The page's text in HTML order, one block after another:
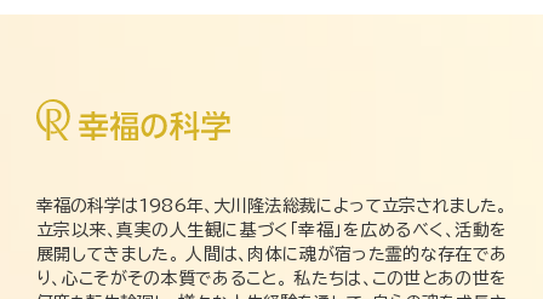
幸福の科学は1986年、大川隆法総裁によって立宗されました。
立宗以来、真実の人生観に基づく「幸福」を広めるべく、活動を
展開してきました。 人間は、肉体に魂が宿った霊的な存在であ
り、心こそがその本質であること。 私たちは、この世とあの世を